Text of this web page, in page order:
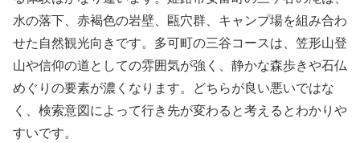
水の落下、赤褐色の岩壁、甌穴群、キャンプ場を組み合わ
せた自然観光向きです。多可町の三谷コースは、笠形山登
山や信仰の道としての雰囲気が強く、静かな森歩きや石仏
めぐりの要素が濃くなります。どちらが良い悪いではな
く、検索意図によって行き先が変わると考えるとわかりや
すいです。